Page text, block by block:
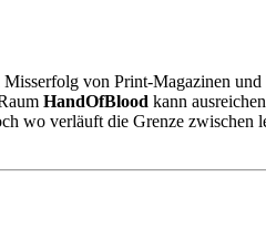
von Print-Magazinen
HandOfBlood kann
wo verläuft die Grenze zwischen